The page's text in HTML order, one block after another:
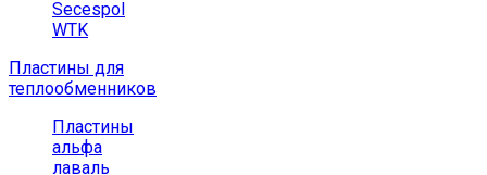
Secespol
WTK
Пластины для
теплообменников
Пластины
альфа
лаваль